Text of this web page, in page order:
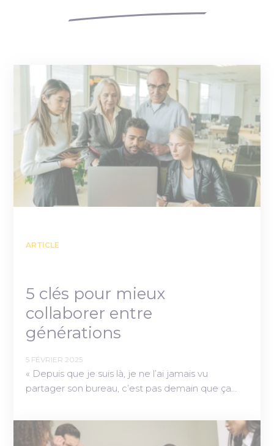
ARTICLE
5 clés pour mieux
collaborer entre
générations
5 FÉVRIER 2025
« Depuis que je suis là, je ne l’ai jamais vu
partager son bureau, c’est pas demain que ça…